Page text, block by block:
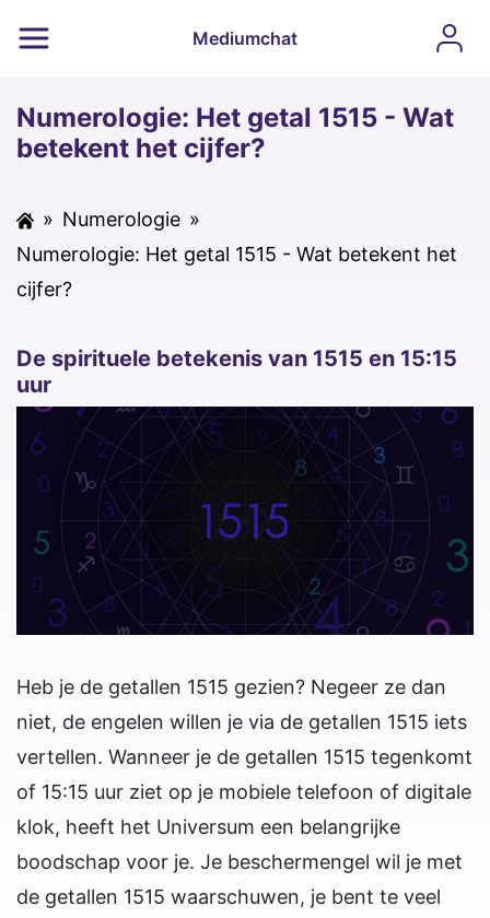
Mediumchat
Numerologie: Het getal 1515 - Wat
betekent het cijfer?
» Numerologie »
Numerologie: Het getal 1515 - Wat betekent het
cijfer?
De spirituele betekenis van 1515 en 15:15
uur
Heb je de getallen 1515 gezien? Negeer ze dan
niet, de engelen willen je via de getallen 1515 iets
vertellen. Wanneer je de getallen 1515 tegenkomt
of 15:15 uur ziet op je mobiele telefoon of digitale
klok, heeft het Universum een belangrijke
boodschap voor je. Je beschermengel wil je met
de getallen 1515 waarschuwen, je bent te veel